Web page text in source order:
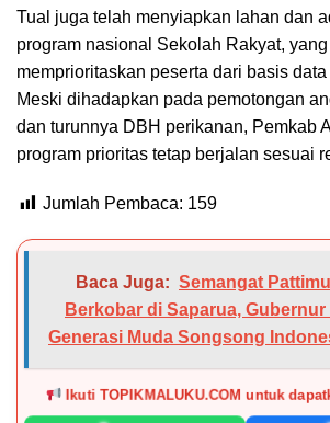
Tual juga telah menyiapkan lahan dan
program nasional Sekolah Rakyat,
memprioritaskan peserta dari basis
Meski dihadapkan pada pemotongan
dan turunnya DBH perikanan, Pemkab
program prioritas tetap berjalan sesuai
Jumlah Pembaca: 159
Baca Juga: Semangat
Berkobar di Saparua,
Generasi Muda Songsong
Ikuti TOPIKMALUKU.COM untuk